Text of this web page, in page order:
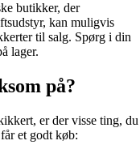
butikker, der
kan muligvis
til salg. Spørg i din
lager.
på?
er der visse ting, du
et godt køb: